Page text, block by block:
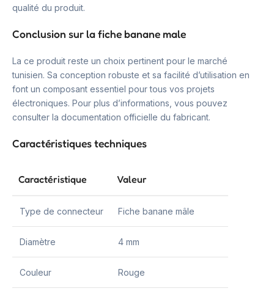
qualité du produit.
Conclusion sur la fiche banane male
La ce produit reste un choix pertinent pour le marché
tunisien. Sa conception robuste et sa facilité d’utilisation en
font un composant essentiel pour tous vos projets
électroniques. Pour plus d’informations, vous pouvez
consulter la documentation officielle du fabricant.
Caractéristiques techniques
Caractéristique Valeur
Type de connecteur Fiche banane mâle
Diamètre 4 mm
Couleur Rouge